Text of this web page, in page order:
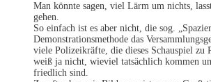
Man könnte sagen, viel Lärm um nichts,
gehen.
So einfach ist es aber nicht, die sog.
Demonstrationsmethode das
viele Polizeikräfte, die dieses Schauspiel zu
weiß ja nicht, wieviel tatsächlich kommen
friedlich sind.